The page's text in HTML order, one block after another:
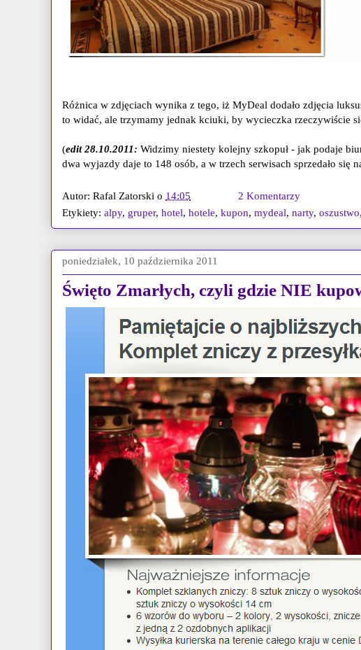
Różnica w zdjęciach wynika z tego, iż MyDeal dodało zdjęcia
to widać, ale trzymamy jednak kciuki, by wycieczka rzeczywiście
(edit 28.10.2011: Widzimy niestety kolejny szkopuł - jak podaje
dwa wyjazdy daje to 148 osób, a w trzech serwisach sprzedało się
Autor: Rafal Zatorski o 14:05
2 Komentarzy
Etykiety: alpy, gruper, hotel, hotele, kupon, mydeal, narty, oszustwo,
poniedziałek, 10 października 2011
Święto Zmarłych, czyli gdzie NIE